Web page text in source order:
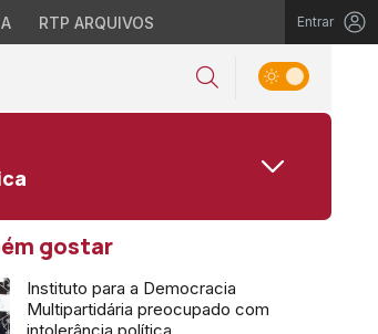
RTP ARQUIVOS Entrar
gostar
Instituto para a Democracia
Multipartidária preocupado com